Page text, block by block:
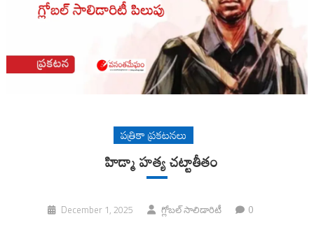
పత్రికా ప్రకటనలు
హిడ్మా హ‌త్య చ‌ట్టాతీతం
December 1, 2025 గ్లోబల్ సాలిడారిటీ 0